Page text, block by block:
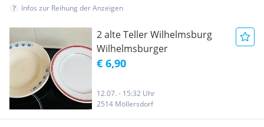
Infos zur Reihung der Anzeigen
2 alte Teller Wilhelmsburg
Wilhelmsburger
€ 6,90
12.07. - 15:32 Uhr
2514 Möllersdorf